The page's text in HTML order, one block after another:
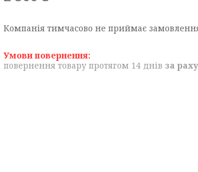
Компанія тимчасово не приймає
повернення товару протягом 14 днів за